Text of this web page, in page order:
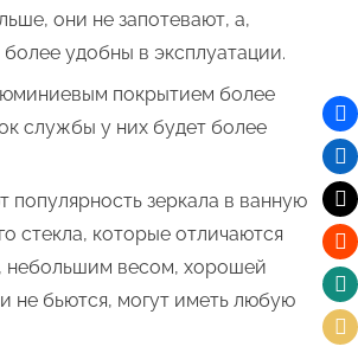
они не запотевают, а,
удобны в эксплуатации.
покрытием более
службы у них будет более
популярность зеркала в ванную
стекла, которые отличаются
небольшим весом, хорошей
не бьются, могут иметь любую